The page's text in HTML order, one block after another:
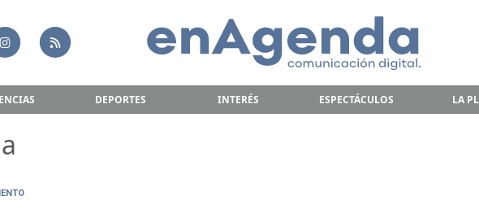
DEPORTES INTERÉS ESPECTÁCULOS LA